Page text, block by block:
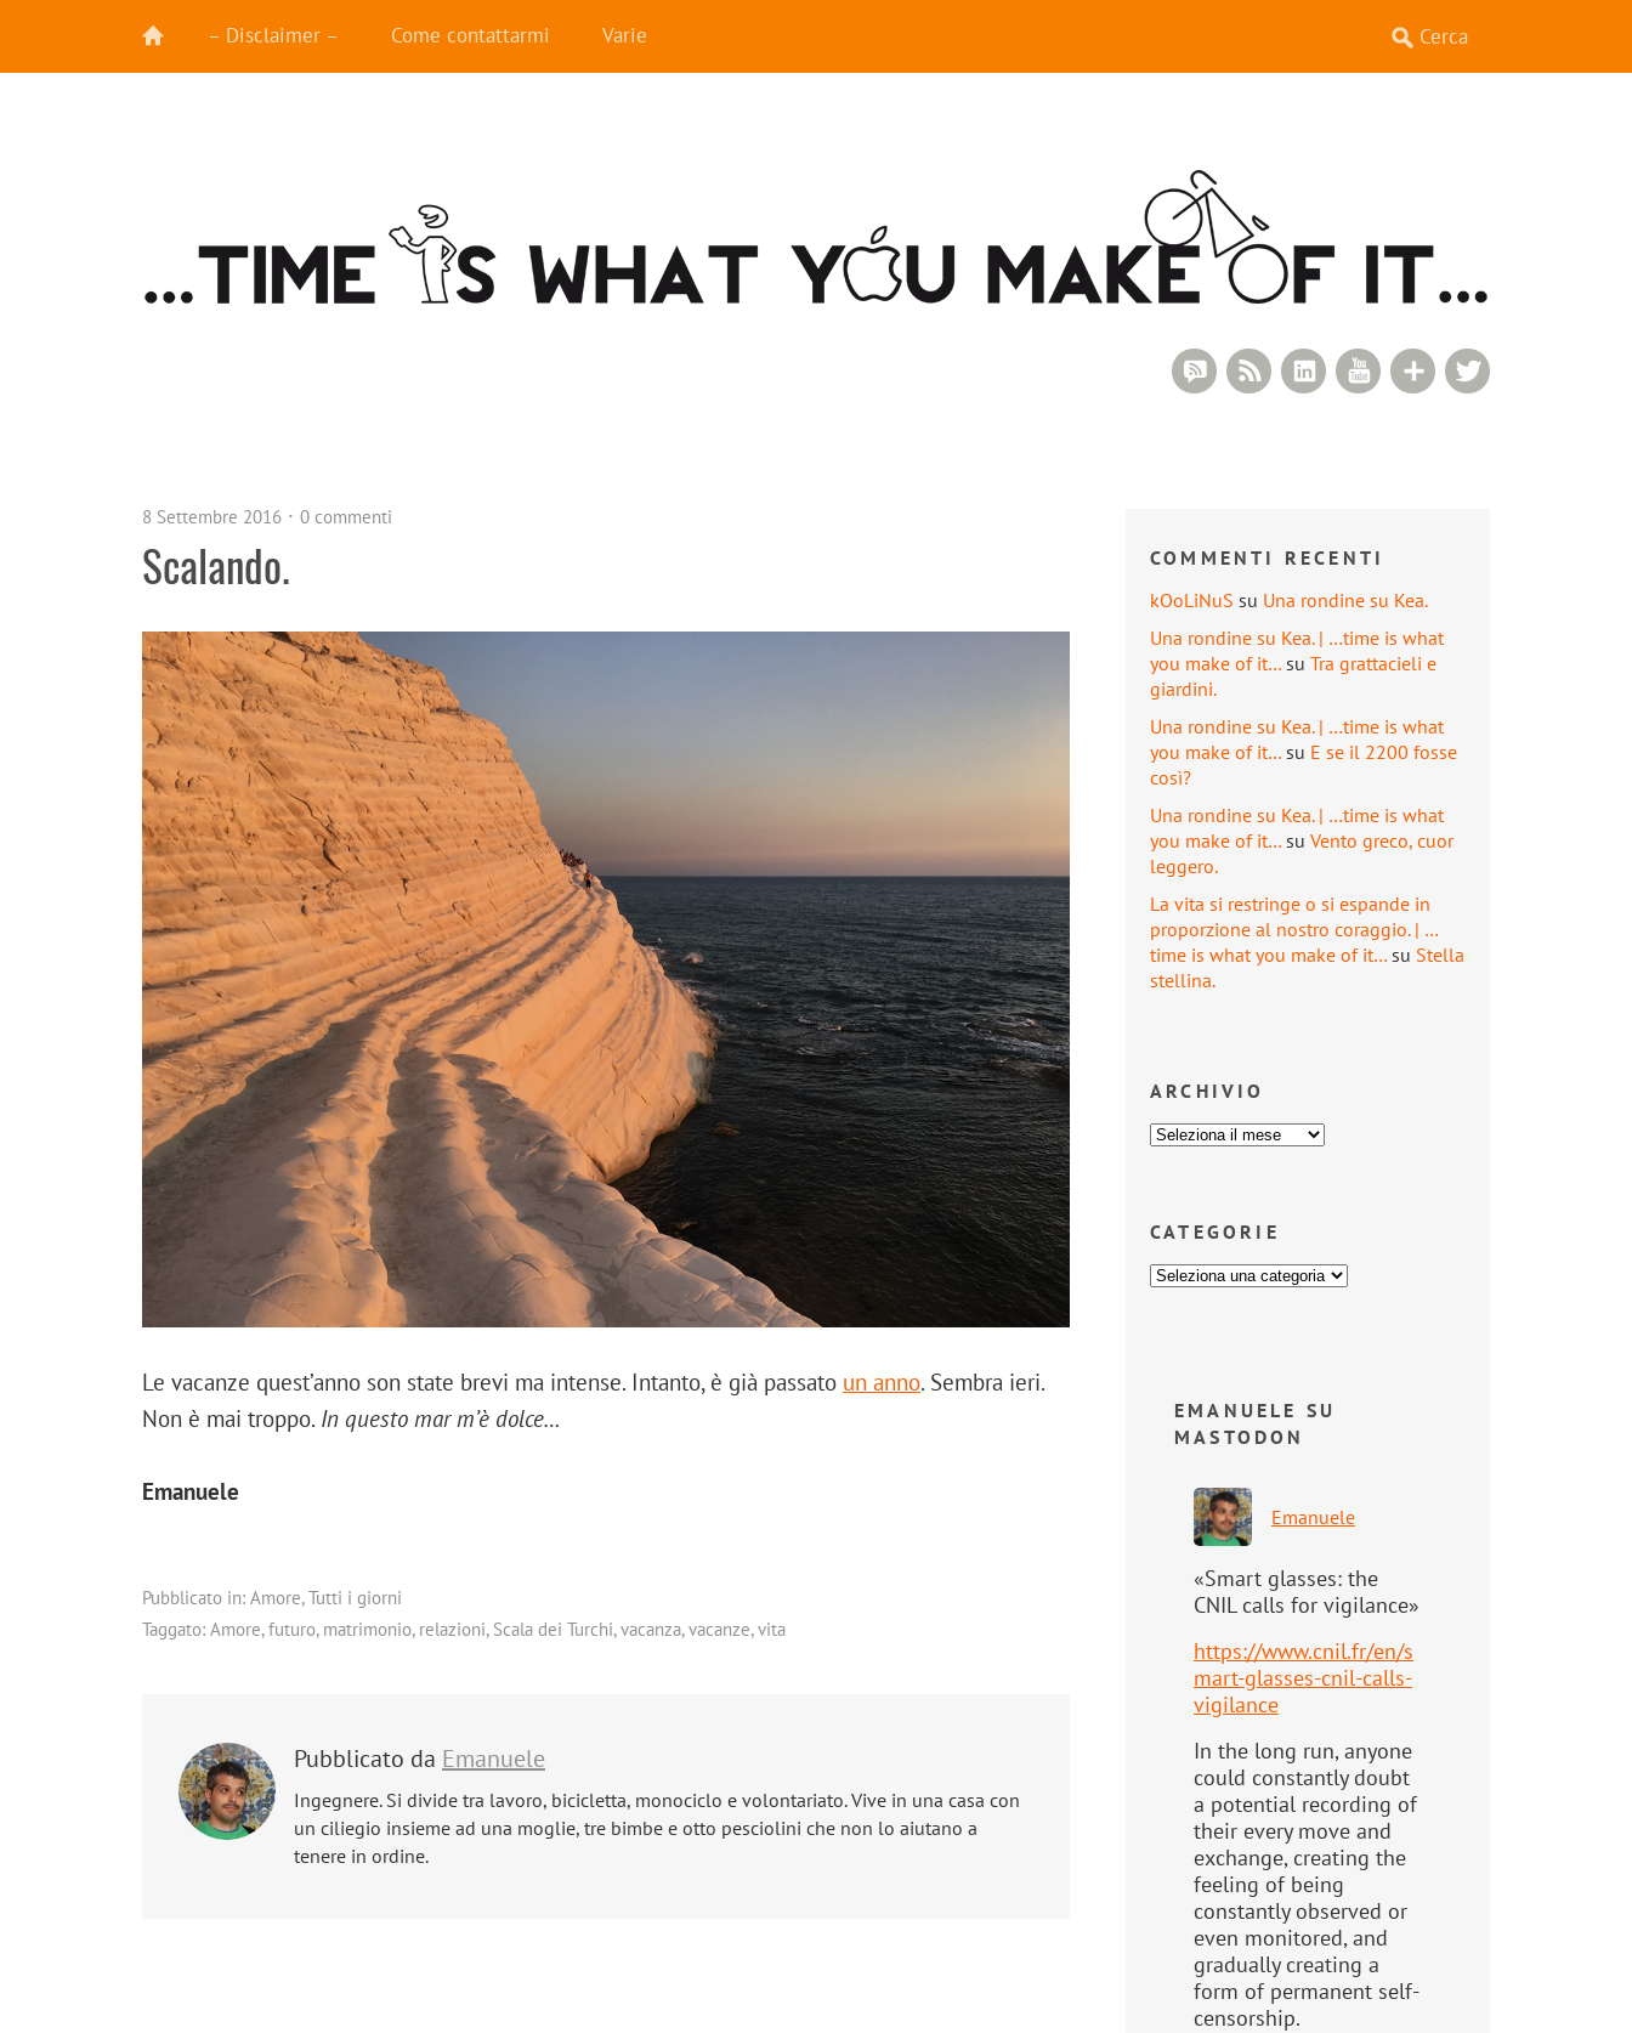
– Disclaimer – Come contattarmi Varie
Google+
YouTube
LinkedIn
RSS Feed
RSS Comments
8 Settembre 2016 0 commenti
Scalando.
Le vacanze quest’anno son state brevi ma intense. Intanto, è già passato un anno. Sembra ieri.
Non è mai troppo. In questo mar m’è dolce…
Emanuele
Pubblicato in: Amore,Tutti i giorni
Taggato: Amore,futuro, matrimonio, relazioni, Scala dei Turchi,vacanza,vacanze,vita
Pubblicato da Emanuele
Ingegnere. Si divide tra lavoro, bicicletta, monociclo e volontariato. Vive in una casa con
un ciliegio insieme ad una moglie, tre bimbe e otto pesciolini che non lo aiutano a
tenere in ordine.
COMMENTI RECENTI
kOoLiNuS su Una rondine su Kea.
Una rondine su Kea. | …time is what
you make of it… su Tra grattacieli e
giardini.
Una rondine su Kea. | …time is what
you make of it… su E se il 2200 fosse
così?
Una rondine su Kea. | …time is what
you make of it… su Vento greco, cuor
leggero.
La vita si restringe o si espande in
proporzione al nostro coraggio. | …
time is what you make of it… su Stella
stellina.
ARCHIVIO
CATEGORIE
EMANUELE SU
MASTODON
Emanuele
«Smart glasses: the
CNIL calls for vigilance»
https://www.cnil.fr/en/s
mart-glasses-cnil-calls-
vigilance
In the long run, anyone
could constantly doubt
a potential recording of
their every move and
exchange, creating the
feeling of being
constantly observed or
even monitored, and
gradually creating a
form of permanent self-
censorship.